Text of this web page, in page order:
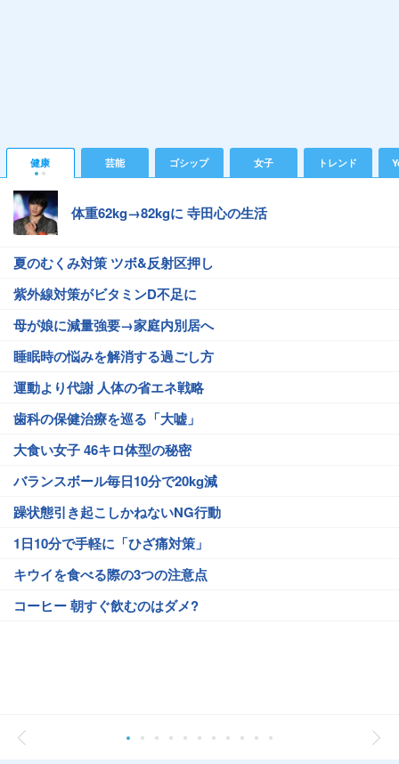
健康 芸能 ゴシップ 女子 トレンド
体重62kg→82kgに 寺田心の生活
夏のむくみ対策 ツボ&反射区押し
紫外線対策がビタミンD不足に
母が娘に減量強要→家庭内別居へ
睡眠時の悩みを解消する過ごし方
運動より代謝 人体の省エネ戦略
歯科の保健治療を巡る「大嘘」
大食い女子 46キロ体型の秘密
バランスボール毎日10分で20kg減
躁状態引き起こしかねないNG行動
1日10分で手軽に「ひざ痛対策」
キウイを食べる際の3つの注意点
コーヒー 朝すぐ飲むのはダメ?